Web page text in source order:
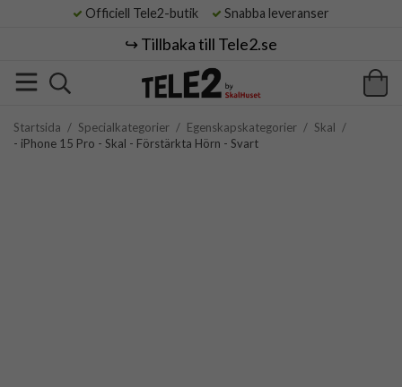
Officiell Tele2-butik Snabba leveranser
↪️ Tillbaka till Tele2.se
Startsida / Specialkategorier / Egenskapskategorier / Skal /
- iPhone 15 Pro - Skal - Förstärkta Hörn - Svart